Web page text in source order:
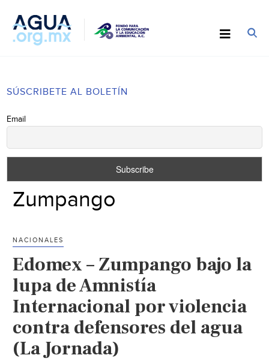
SÚSCRIBETE AL BOLETÍN
Email
Zumpango
NACIONALES
Edomex – Zumpango bajo la
lupa de Amnistía
Internacional por violencia
contra defensores del agua
(La Jornada)